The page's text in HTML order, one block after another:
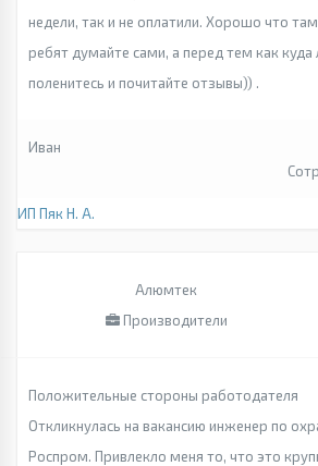
недели, так и не оплатили. Хорошо что
ребят думайте сами, а перед тем как куда
поленитесь и почитайте отзывы)) .
Иван
ИП Пяк Н. А.
Алюмтек
Производители
Положительные стороны работодателя
Откликнулась на вакансию инженер по
Роспром. Привлекло меня то, что это